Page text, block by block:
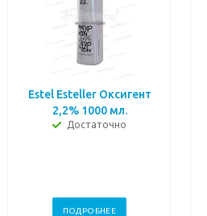
Estel Esteller Оксигент
2,2% 1000 мл.
Достаточно
ПОДРОБНЕЕ